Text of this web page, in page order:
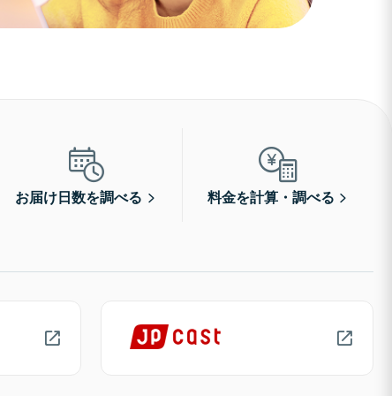
お届け日数を調べる 料金を計算・調べる